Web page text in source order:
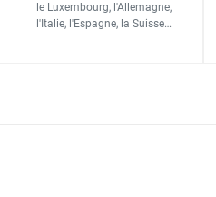
PIECES DETACHEES
le Luxembourg, l'Allemagne,
l'Italie, l'Espagne, la Suisse…